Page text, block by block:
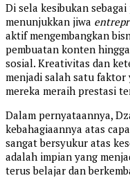
Di sela kesibukan
menunjukkan jiwa
aktif mengembangkan
pembuatan konten
sosial. Kreativitas dan
menjadi salah satu faktor
mereka meraih prestasi
Dalam pernyataannya,
kebahagiaannya atas
sangat bersyukur atas
adalah impian yang
terus belajar dan